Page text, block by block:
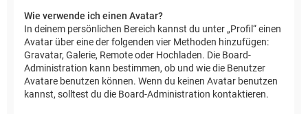
Wie verwende ich einen Avatar?
In deinem persönlichen Bereich kannst du unter „Profil“ einen
Avatar über eine der folgenden vier Methoden hinzufügen:
Gravatar, Galerie, Remote oder Hochladen. Die Board-
Administration kann bestimmen, ob und wie die Benutzer
Avatare benutzen können. Wenn du keinen Avatar benutzen
kannst, solltest du die Board-Administration kontaktieren.